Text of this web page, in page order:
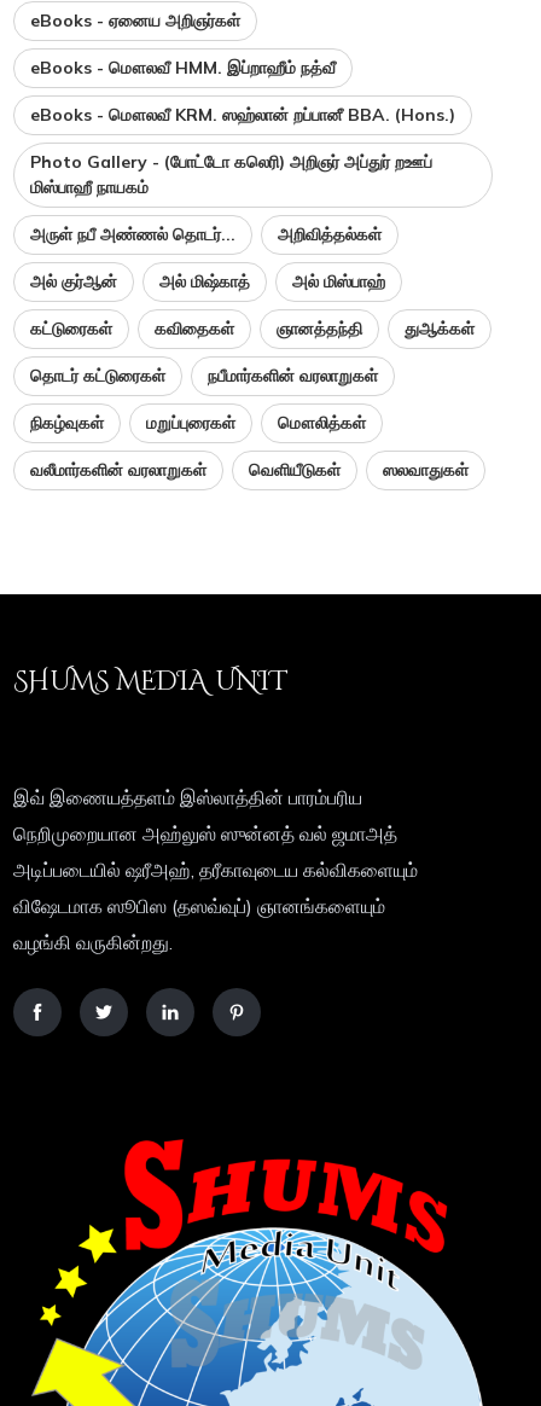
eBooks - ஏனைய அறிஞர்கள்
eBooks - மௌலவீ HMM. இப்றாஹீம் நத்வீ
eBooks - மௌலவீ KRM. ஸஹ்லான் றப்பானீ BBA. (Hons.)
Photo Gallery - (போட்டோ கலெரி) அறிஞர் அப்துர் றஊப்
மிஸ்பாஹீ நாயகம்
அருள் நபீ அண்ணல் தொடர்... அறிவித்தல்கள்
அல் குர்ஆன் அல் மிஷ்காத் அல் மிஸ்பாஹ்
கட்டுரைகள் கவிதைகள் ஞானத்தந்தி துஆக்கள்
தொடர் கட்டுரைகள் நபீமார்களின் வரலாறுகள்
நிகழ்வுகள் மறுப்புரைகள் மௌலித்கள்
வலீமார்களின் வரலாறுகள் வெளியீடுகள் ஸலவாதுகள்
SHUMS MEDIA UNIT
இவ் இணையத்தளம் இஸ்லாத்தின் பாரம்பரிய
நெறிமுறையான அஹ்லுஸ் ஸுன்னத் வல் ஜமாஅத்
அடிப்படையில் ஷரீஅஹ், தரீகாவுடைய கல்விகளையும்
விஷேடமாக ஸூபிஸ (தஸவ்வுப்) ஞானங்களையும்
வழங்கி வருகின்றது.